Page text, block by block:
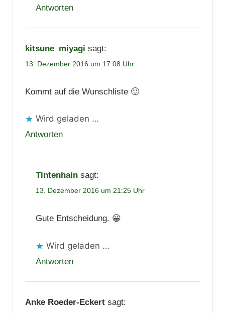
Antworten
kitsune_miyagi sagt:
13. Dezember 2016 um 17:08 Uhr
Kommt auf die Wunschliste 🙂
Wird geladen …
Antworten
Tintenhain sagt:
13. Dezember 2016 um 21:25 Uhr
Gute Entscheidung. 😀
Wird geladen …
Antworten
Anke Roeder-Eckert sagt: